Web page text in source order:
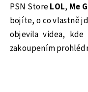
PSN StoreLOL, Me
bojíte, o co vlastně
objevila videa,
zakoupením